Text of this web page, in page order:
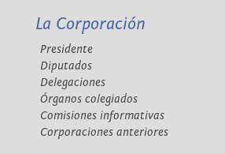
La Corporación
Presidente
Diputados
Delegaciones
Órganos colegiados
Comisiones informativas
Corporaciones anteriores